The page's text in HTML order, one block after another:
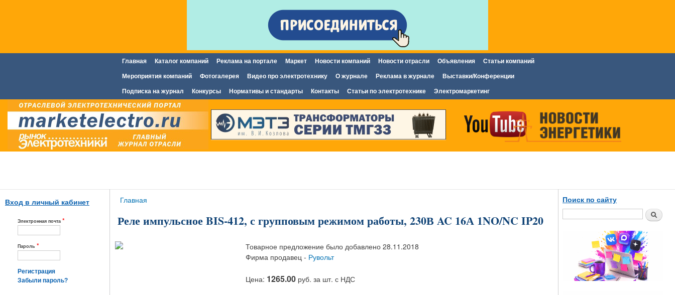
содержанию
Главное меню
Главная Каталог компаний Реклама на портале Маркет Новости компаний Новости отрасли Объявления Статьи компаний
Мероприятия компаний Фотогалерея Видео про электротехнику О журнале Реклама в журнале Выставки/Конференции
Подписка на журнал Конкурсы Нормативы и стандарты Контакты Статьи по электротехнике Электромаркетинг
Вход в личный кабинет
Электронная почта *
Пароль *
Регистрация
Забыли пароль?
Вы здесь
Главная
Реле импульсное BIS-412, с групповым режимом работы, 230В AC 16А 1NO/NC IP20
Товарное предложение было добавлено 28.11.2018
Фирма продавец - Рувольт
Цена: 1265.00 руб. за шт. с НДС
Поиск по сайту
Поиск